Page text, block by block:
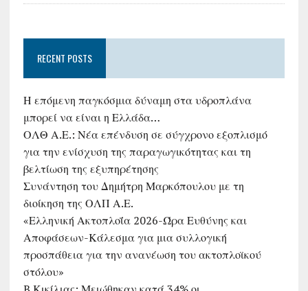
RECENT POSTS
Η επόμενη παγκόσμια δύναμη στα υδροπλάνα
μπορεί να είναι η Ελλάδα…
ΟΛΘ Α.Ε.: Νέα επένδυση σε σύγχρονο εξοπλισμό
για την ενίσχυση της παραγωγικότητας και τη
βελτίωση της εξυπηρέτησης
Συνάντηση του Δημήτρη Μαρκόπουλου με τη
διοίκηση της ΟΛΠ Α.Ε.
«Ελληνική Ακτοπλοΐα 2026-Ώρα Ευθύνης και
Αποφάσεων-Κάλεσμα για μια συλλογική
προσπάθεια για την ανανέωση του ακτοπλοϊκού
στόλου»